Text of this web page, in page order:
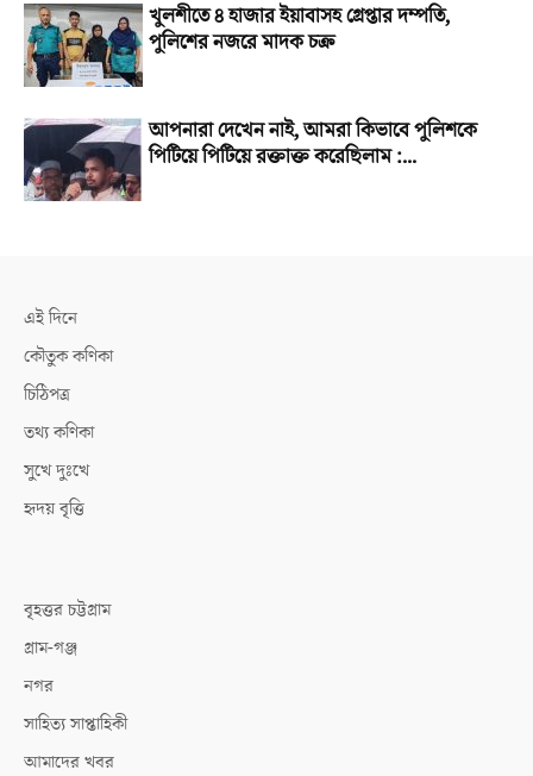
খুলশীতে ৪ হাজার ইয়াবাসহ গ্রেপ্তার দম্পতি,
পুলিশের নজরে মাদক চক্র
আপনারা দেখেন নাই, আমরা কিভাবে পুলিশকে
পিটিয়ে পিটিয়ে রক্তাক্ত করেছিলাম :...
এই দিনে
কৌতুক কণিকা
চিঠিপত্র
তথ্য কণিকা
সুখে দুঃখে
হৃদয় বৃত্তি
বৃহত্তর চট্টগ্রাম
গ্রাম-গঞ্জ
নগর
সাহিত্য সাপ্তাহিকী
আমাদের খবর